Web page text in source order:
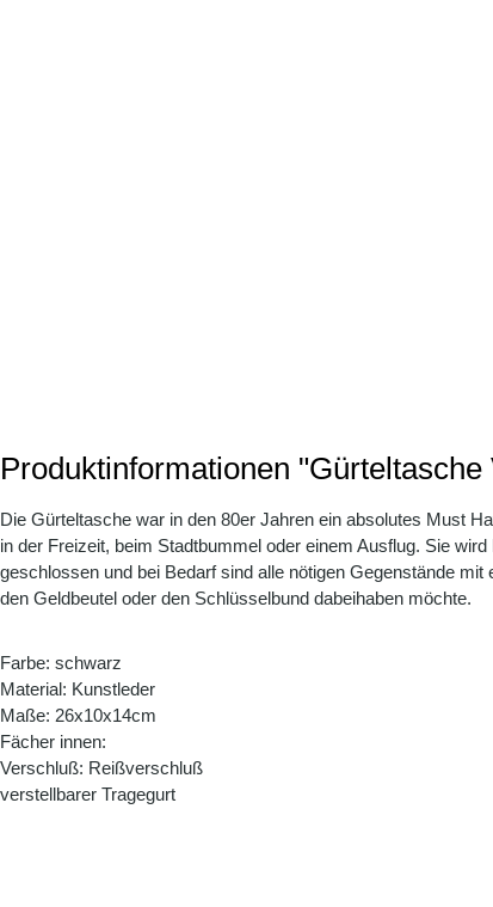
Produktinformationen
Die Gürteltasche war in den 80er Jahren ein absolutes Must
in der Freizeit, beim Stadtbummel oder einem Ausflug. Sie
geschlossen und bei Bedarf sind alle nötigen Gegenstände
den Geldbeutel oder den Schlüsselbund dabeihaben möchte.
Farbe: schwarz
Material: Kunstleder
Maße: 26x10x14cm
Fächer innen:
Verschluß: Reißverschluß
verstellbarer Tragegurt